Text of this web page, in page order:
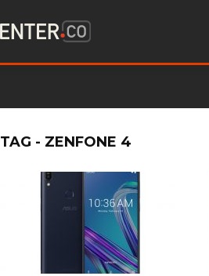
TAG - ZENFONE 4